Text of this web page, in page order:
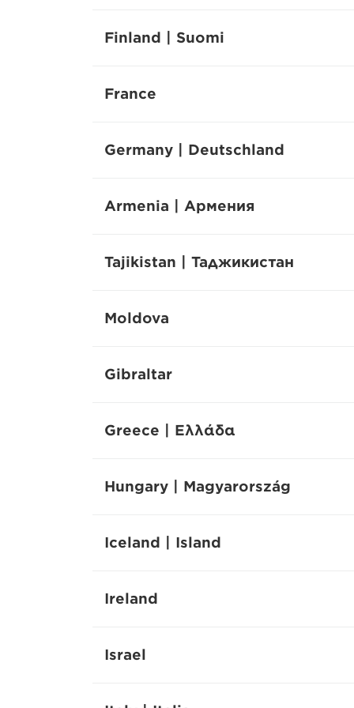
Finland | Suomi
France
Germany | Deutschland
Armenia | Армения
Tajikistan | Таджикистан
Moldova
Gibraltar
Greece | Ελλάδα
Hungary | Magyarország
Iceland | Island
Ireland
Israel